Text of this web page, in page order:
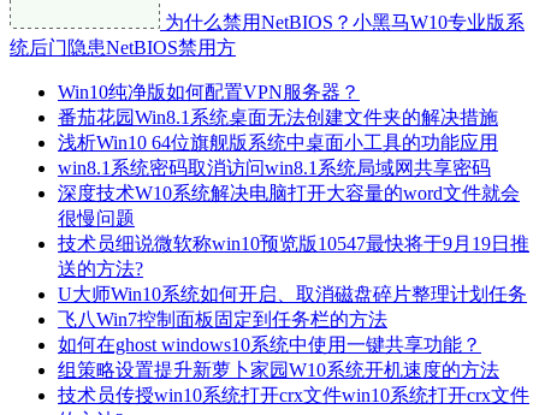
为什么禁用NetBIOS？小黑马W10专业版系
统后门隐患NetBIOS禁用方
Win10纯净版如何配置VPN服务器？
番茄花园Win8.1系统桌面无法创建文件夹的解决措施
浅析Win10 64位旗舰版系统中桌面小工具的功能应用
win8.1系统密码取消访问win8.1系统局域网共享密码
深度技术W10系统解决电脑打开大容量的word文件就会
很慢问题
技术员细说微软称win10预览版10547最快将于9月19日推
送的方法?
U大师Win10系统如何开启、取消磁盘碎片整理计划任务
飞八Win7控制面板固定到任务栏的方法
如何在ghost windows10系统中使用一键共享功能？
组策略设置提升新萝卜家园W10系统开机速度的方法
技术员传授win10系统打开crx文件win10系统打开crx文件